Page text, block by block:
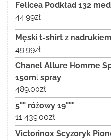
Felicea Podkład 132
44.99zł
Męski t-shirt z nadrukiem
49.99zł
Chanel Allure Homme
150ml spray
489.00zł
5"" różowy 19"""
11 439.00zł
Victorinox Scyzoryk